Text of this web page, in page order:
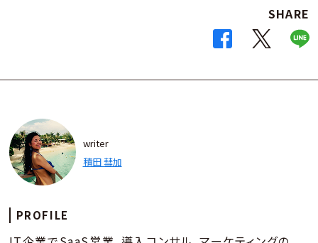
SHARE
writer
積田 彗加
PROFILE